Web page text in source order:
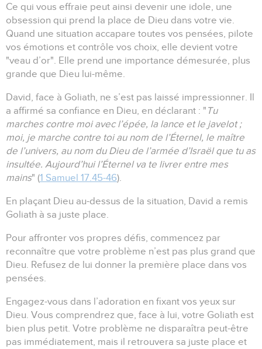
Ce qui vous effraie peut ainsi devenir une idole, une
obsession qui prend la place de Dieu dans votre vie.
Quand une situation accapare toutes vos pensées, pilote
vos émotions et contrôle vos choix, elle devient votre
"veau d’or". Elle prend une importance démesurée, plus
grande que Dieu lui-même.
David, face à Goliath, ne s’est pas laissé impressionner.
a affirmé sa confiance en Dieu, en déclarant : " Tu
marches contre moi avec l’épée, la lance et le javelot ;
moi, je marche contre toi au nom de l’Éternel, le maître
de l’univers, au nom du Dieu de l’armée d’Israël que tu as
insultée. Aujourd’hui l’Éternel va te livrer entre mes
mains" (1 Samuel 17.45-46).
En plaçant Dieu au-dessus de la situation, David a remis
Goliath à sa juste place.
Pour affronter vos propres défis, commencez par
reconnaître que votre problème n’est pas plus grand que
Dieu. Refusez de lui donner la première place dans vos
pensées.
Engagez-vous dans l’adoration en fixant vos yeux sur
Dieu. Vous comprendrez que, face à lui, votre Goliath est
bien plus petit. Votre problème ne disparaîtra peut-être
pas immédiatement, mais il retrouvera sa juste place et